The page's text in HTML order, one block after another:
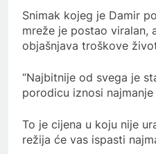
Snimak kojeg je Damir
mreže je postao viralan,
objašnjava troškove
“Najbitnije od svega je
porodicu iznosi najmanje
To je cijena u koju nije
režija će vas ispasti